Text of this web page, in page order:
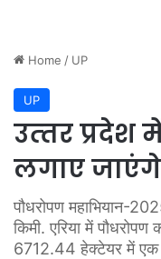
Home / UP
UP
उत्‍तर प्रदेश
लगाए जाएंगे
पौधरोपण महाभियान-
किमी. एरिया में पौधरोपण
6712.44 हेक्टेयर में एक